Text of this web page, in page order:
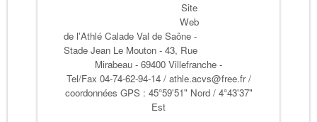
Site
Web
de l'Athlé Calade Val de Saône -
Stade Jean Le Mouton - 43, Rue
Mirabeau - 69400 Villefranche -
Tel/Fax 04-74-62-94-14 / athle.acvs@free.fr /
coordonnées GPS : 45°59'51" Nord / 4°43'37"
Est